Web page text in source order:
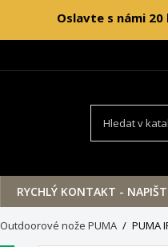
Oslavte s námi
RYCHLÝ KONTAKT -
Outdoorové nože PUMA PUMA